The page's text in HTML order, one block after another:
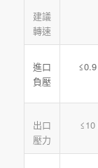
建議
轉速
進口
負壓
出口
壓力
≤10